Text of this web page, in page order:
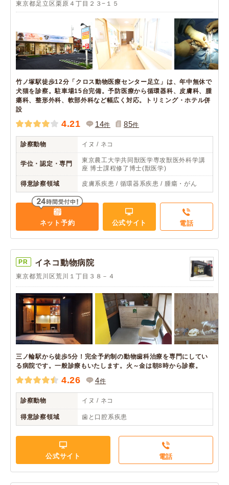
東京都足立区栗原４丁目２３−１５
竹ノ塚駅徒歩12分「クロス動物医療センター足立」は、年中無休で
犬猫を診察。駐車場15台完備。予防医療から循環器科、皮膚科、腫
瘍科、整形外科、軟部外科など幅広く対応。トリミング・ホテル併
設
4.21 14件 85件
診察動物 イヌ / ネコ
学位・認定・専門
東京農工大学共同獣医学専攻獣医外科学講
座 博士課程修了博士(獣医学)
得意診察領域 皮膚系疾患 / 循環器系疾患 / 腫瘍・がん
ネット予約 公式サイト 電話
PR イネコ動物病院
東京都荒川区荒川１丁目３８－４
三ノ輪駅から徒歩5分！完全予約制の動物歯科治療を専門にしてい
る病院です。一般診療もいたします。火～金は朝8時から診察。
4.26 4件
診察動物 イヌ / ネコ
得意診察領域 歯と口腔系疾患
公式サイト 電話